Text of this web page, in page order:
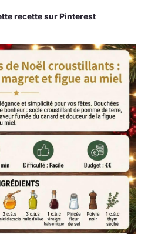
recette sur Pinterest